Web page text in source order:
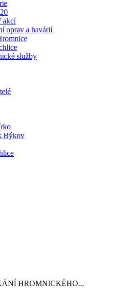
akcí
oprav a havárií
služby
Býkov
HROMNICKÉHO...